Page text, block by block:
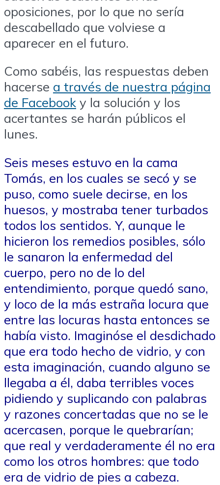
oposiciones, por lo que no sería
descabellado que volviese a
aparecer en el futuro.
Como sabéis, las respuestas deben
hacerse a través de nuestra página
de Facebook y la solución y los
acertantes se harán públicos el
lunes.
Seis meses estuvo en la cama
Tomás, en los cuales se secó y se
puso, como suele decirse, en los
huesos, y mostraba tener turbados
todos los sentidos. Y, aunque le
hicieron los remedios posibles, sólo
le sanaron la enfermedad del
cuerpo, pero no de lo del
entendimiento, porque quedó sano,
y loco de la más estraña locura que
entre las locuras hasta entonces se
había visto. Imaginóse el desdichado
que era todo hecho de vidrio, y con
esta imaginación, cuando alguno se
llegaba a él, daba terribles voces
pidiendo y suplicando con palabras
y razones concertadas que no se le
acercasen, porque le quebrarían;
que real y verdaderamente él no era
como los otros hombres: que todo
era de vidrio de pies a cabeza.